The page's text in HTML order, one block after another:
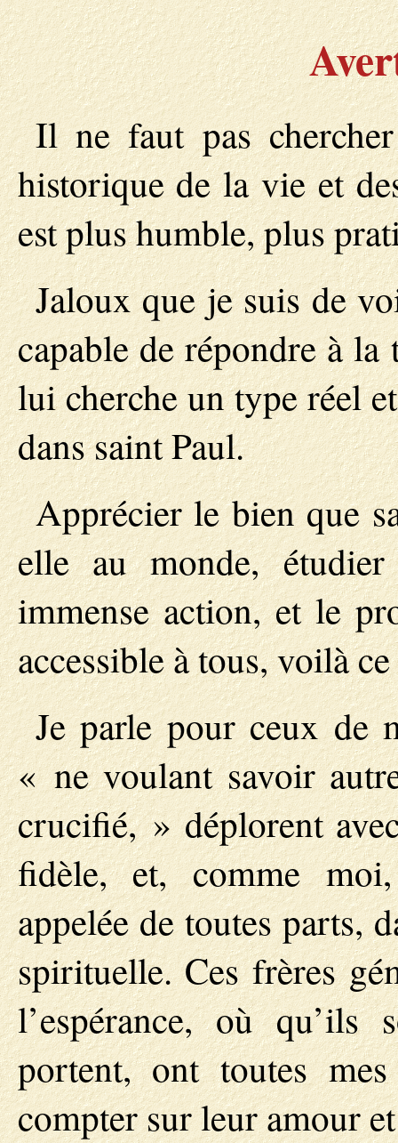
Il ne faut pas
historique de la vie et
est plus humble, plus
Jaloux que je suis de
capable de répondre à
lui cherche un type réel
dans saint Paul.
Apprécier le bien que
elle au monde,
immense action, et le
accessible à tous, voilà
Je parle pour ceux de
« ne voulant savoir
crucifié, » déplorent
fidèle, et, comme
appelée de toutes parts,
spirituelle. Ces frères
l’espérance, où
portent, ont toutes
compter sur leur amour